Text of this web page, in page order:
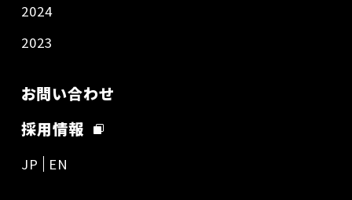
2024
2023
お問い合わせ
採用情報
JP EN